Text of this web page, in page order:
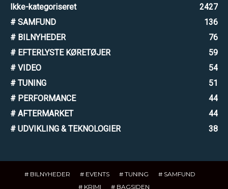
Ikke-kategoriseret
2427
# SAMFUND
136
# BILNYHEDER
76
# EFTERLYSTE KØRETØJER
59
# VIDEO
54
# TUNING
51
# PERFORMANCE
44
# AFTERMARKET
44
# UDVIKLING & TEKNOLOGIER
38
# BILNYHEDER # EVENTS # TUNING
# SAMFUND
# KRIMI
# BAGSIDEN